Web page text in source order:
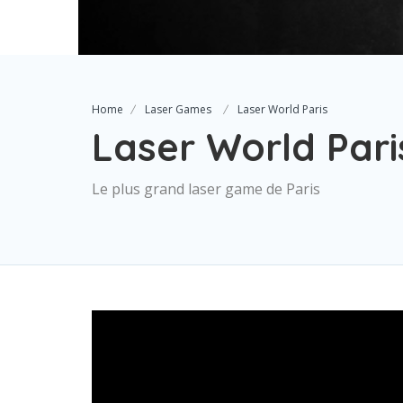
Home Laser Games Laser World Paris
Laser World
Le plus grand laser game de Paris